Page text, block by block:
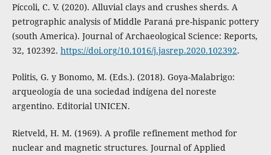
Píccoli, C. V. (2020). Alluvial clays and crushes sherds. A
petrographic analysis of Middle Paraná pre-hispanic pottery
(south America). Journal of Archaeological Science: Reports,
32, 102392. https://doi.org/10.1016/j.jasrep.2020.102392.
Politis, G. y Bonomo, M. (Eds.). (2018). Goya-Malabrigo:
arqueología de una sociedad indígena del noreste
argentino. Editorial UNICEN.
Rietveld, H. M. (1969). A profile refinement method for
nuclear and magnetic structures. Journal of Applied